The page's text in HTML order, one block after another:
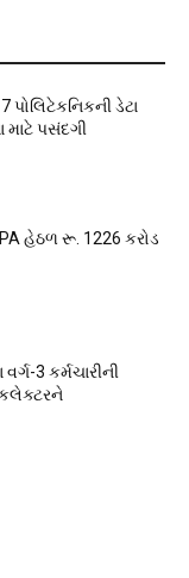
ડેટા
પસંદગી
હેઠળ રૂ. 1226 કરોડ
3 કર્મચારીની